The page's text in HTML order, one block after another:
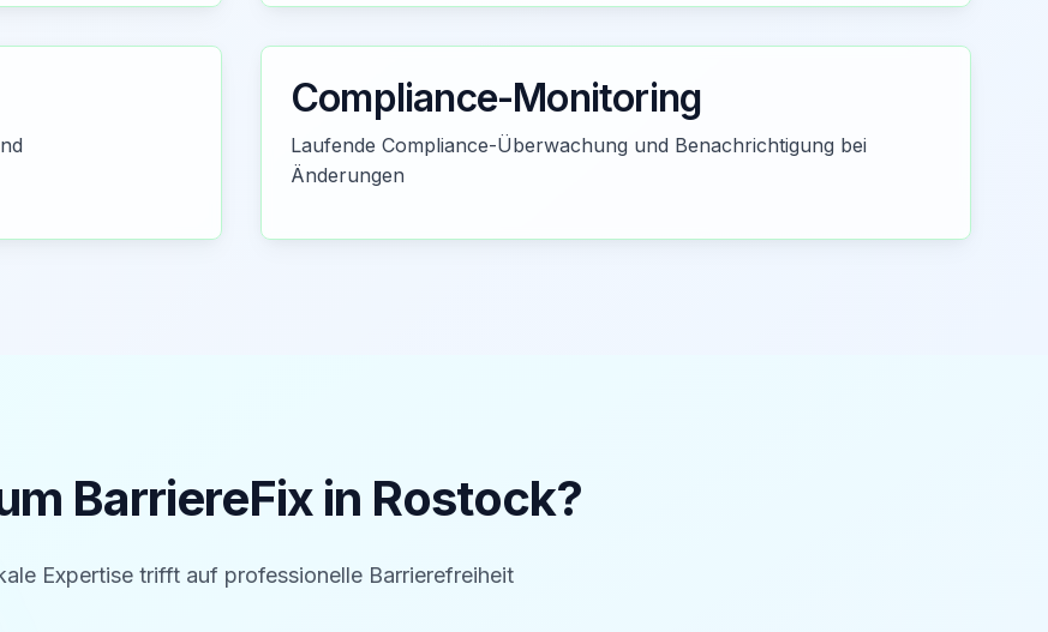
Compliance-Monitoring
Laufende Compliance-Überwachung und Benachrichtigung bei
Änderungen
BarriereFix in Rostock?
Expertise trifft auf professionelle Barrierefreiheit